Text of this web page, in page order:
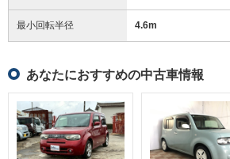
最小回転半径 4.6m
あなたにおすすめの中古車情報